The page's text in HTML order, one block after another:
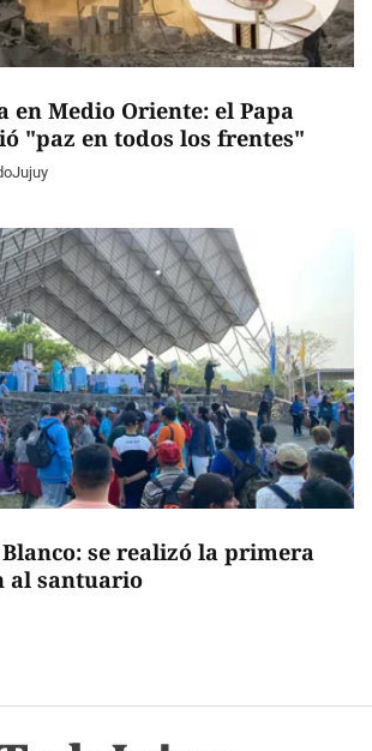
en Medio Oriente: el Papa
"paz en todos los frentes"
se realizó la primera
al santuario